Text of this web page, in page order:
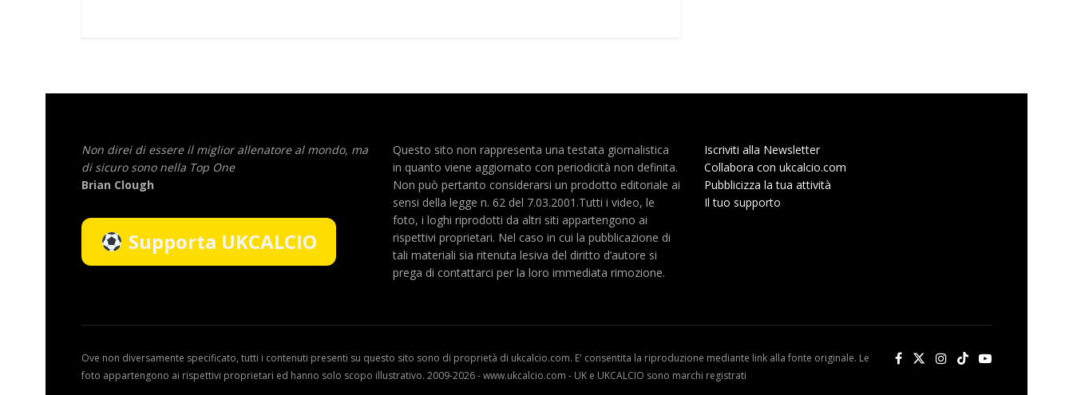
Non direi di essere il miglior allenatore al mondo, ma
di sicuro sono nella Top One
Brian Clough
Supporta UKCALCIO
Questo sito non rappresenta una testata giornalistica
in quanto viene aggiornato con periodicità non definita.
Non può pertanto considerarsi un prodotto editoriale ai
sensi della legge n. 62 del 7.03.2001.Tutti i video, le
foto, i loghi riprodotti da altri siti appartengono ai
rispettivi proprietari. Nel caso in cui la pubblicazione di
tali materiali sia ritenuta lesiva del diritto d’autore si
prega di contattarci per la loro immediata rimozione.
Iscriviti alla Newsletter
Collabora con ukcalcio.com
Pubblicizza la tua attività
Il tuo supporto
Ove non diversamente specificato, tutti i contenuti presenti su questo sito sono di proprietà di ukcalcio.com. E' consentita la riproduzione mediante link alla fonte originale. Le
foto appartengono ai rispettivi proprietari ed hanno solo scopo illustrativo. 2009-2026 - www.ukcalcio.com - UK e UKCALCIO sono marchi registrati